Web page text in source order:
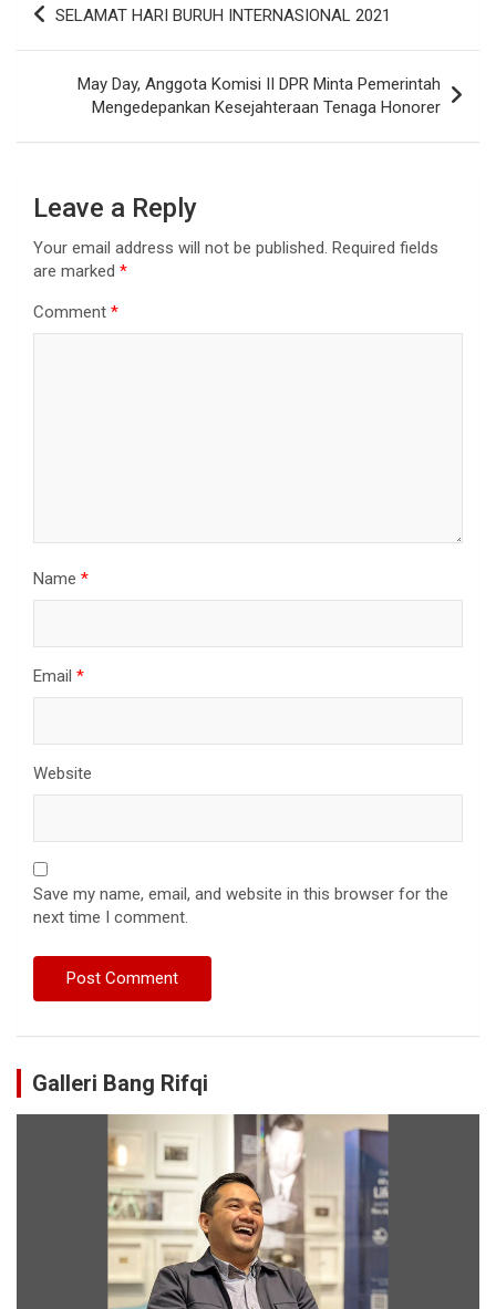
SELAMAT HARI BURUH INTERNASIONAL 2021
May Day, Anggota Komisi II DPR Minta Pemerintah
Mengedepankan Kesejahteraan Tenaga Honorer
Leave a Reply
Your email address will not be published. Required fields
are marked *
Comment *
Name *
Email *
Website
Save my name, email, and website in this browser for the
next time I comment.
Galleri Bang Rifqi